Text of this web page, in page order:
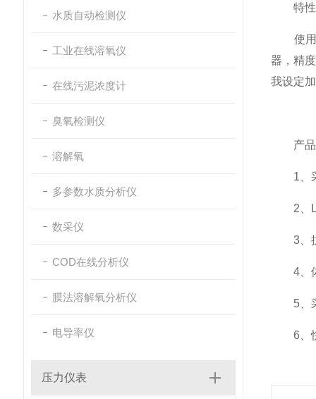
水质自动检测仪
工业在线溶氧仪
在线污泥浓度计
臭氧检测仪
溶解氧
多参数水质分析仪
数采仪
COD在线分析仪
膜法溶解氧分析仪
电导率仪
压力仪表
特性
使用高
器，精
我设定
产品
1、采
2、
3、抗
4、体
5、采
6、快